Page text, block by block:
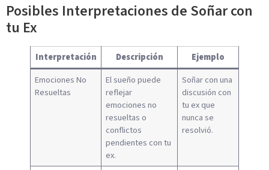
Posibles Interpretaciones de Soñar con
tu Ex
Interpretación Descripción
Ejemplo
Emociones No
Resueltas
El sueño puede
reflejar
emociones no
resueltas o
conflictos
pendientes con tu
ex.
Soñar con una
discusión con
tu ex que
nunca se
resolvió.